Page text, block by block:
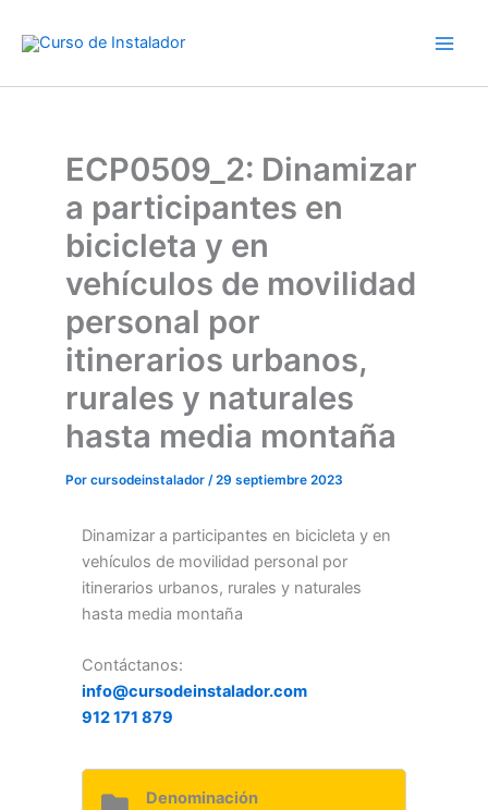
ECP0509_2: Dinamizar
a participantes en
bicicleta y en
vehículos de movilidad
personal por
itinerarios urbanos,
rurales y naturales
hasta media montaña
Por cursodeinstalador /29 septiembre 2023
Dinamizar a participantes en bicicleta y en
vehículos de movilidad personal por
itinerarios urbanos, rurales y naturales
hasta media montaña
Contáctanos:
info@cursodeinstalador.com
912 171 879
Denominación